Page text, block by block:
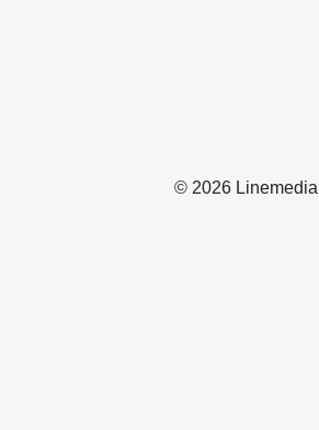
© 2026 Linemedia